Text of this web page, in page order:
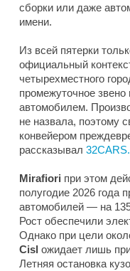
сборки или даже
имени.
Из всей пятерки
официальный
четырехместного
промежуточное
автомобилем.
не назвала, поэтому
конвейером
рассказывал
Mirafiori при этом
полугодие 2026 года
автомобилей — на
Рост обеспечили
Однако при цели
Cisl ожидает лишь
Летняя остановка